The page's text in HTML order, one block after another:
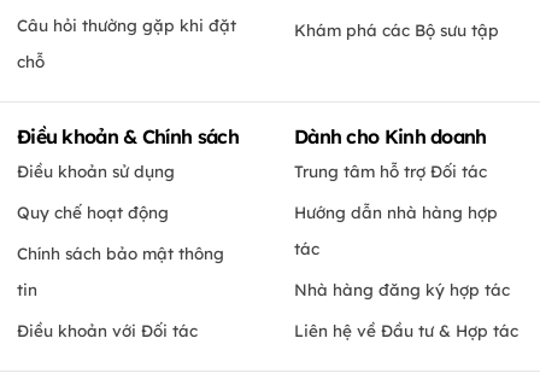
Câu hỏi thường gặp khi đặt
chỗ
Khám phá các Bộ sưu tập
Điều khoản & Chính sách
Điều khoản sử dụng
Quy chế hoạt động
Chính sách bảo mật thông
tin
Điều khoản với Đối tác
Dành cho Kinh doanh
Trung tâm hỗ trợ Đối tác
Hướng dẫn nhà hàng hợp
tác
Nhà hàng đăng ký hợp tác
Liên hệ về Đầu tư & Hợp tác